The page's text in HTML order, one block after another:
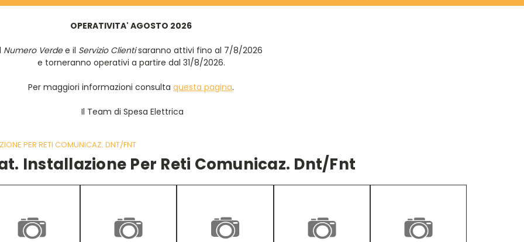
OPERATIVITA' AGOSTO 2026
Numero Verdee il Servizio Clientisaranno attivi fino al 7/8/2026
e torneranno operativi a partire dal 31/8/2026.
Per maggiori informazioni consulta questa pagina.
Il Team di Spesa Elettrica
PER RETI COMUNICAZ. DNT/FNT
Installazione Per Reti Comunicaz. Dnt/fnt